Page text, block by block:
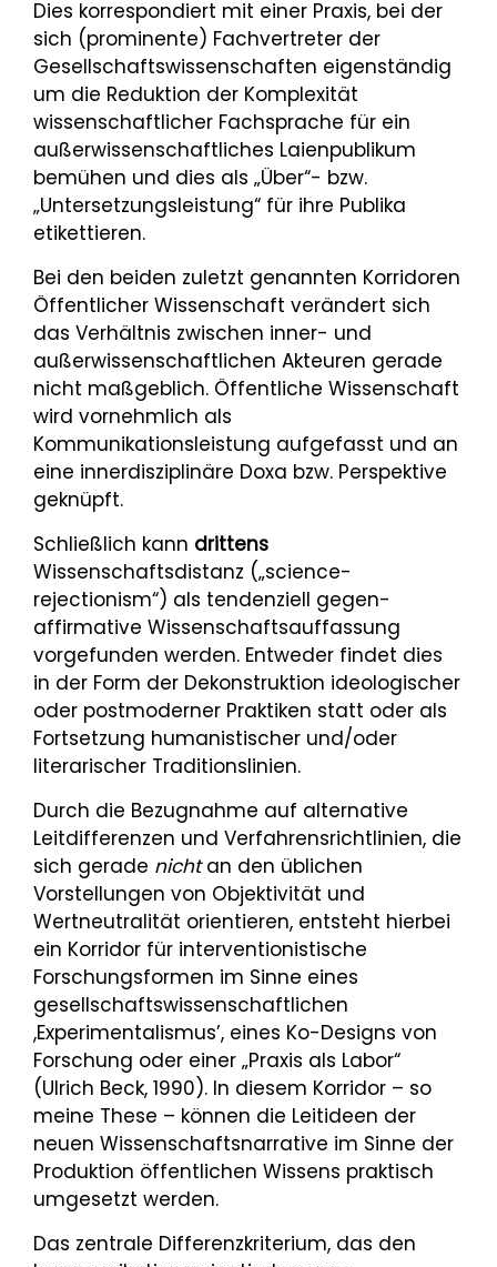
Dies korrespondiert mit einer Praxis, bei der
sich (prominente) Fachvertreter der
Gesellschaftswissenschaften eigenständig
um die Reduktion der Komplexität
wissenschaftlicher Fachsprache für ein
außerwissenschaftliches Laienpublikum
bemühen und dies als „Über“- bzw.
„Untersetzungsleistung“ für ihre Publika
etikettieren.
Bei den beiden zuletzt genannten Korridoren
Öffentlicher Wissenschaft verändert sich
das Verhältnis zwischen inner- und
außerwissenschaftlichen Akteuren gerade
nicht maßgeblich. Öffentliche Wissenschaft
wird vornehmlich als
Kommunikationsleistung aufgefasst und an
eine innerdisziplinäre Doxa bzw. Perspektive
geknüpft.
Schließlich kann drittens
Wissenschaftsdistanz („science-
rejectionism“) als tendenziell gegen-
affirmative Wissenschaftsauffassung
vorgefunden werden. Entweder findet dies
in der Form der Dekonstruktion ideologischer
oder postmoderner Praktiken statt oder als
Fortsetzung humanistischer und/oder
literarischer Traditionslinien.
Durch die Bezugnahme auf alternative
Leitdifferenzen und Verfahrensrichtlinien, die
sich gerade nichtan den üblichen
Vorstellungen von Objektivität und
Wertneutralität orientieren, entsteht hierbei
ein Korridor für interventionistische
Forschungsformen im Sinne eines
gesellschaftswissenschaftlichen
,Experimentalismus’, eines Ko-Designs von
Forschung oder einer „Praxis als Labor“
(Ulrich Beck, 1990). In diesem Korridor – so
meine These – können die Leitideen der
neuen Wissenschaftsnarrative im Sinne der
Produktion öffentlichen Wissens praktisch
umgesetzt werden.
Das zentrale Differenzkriterium, das den